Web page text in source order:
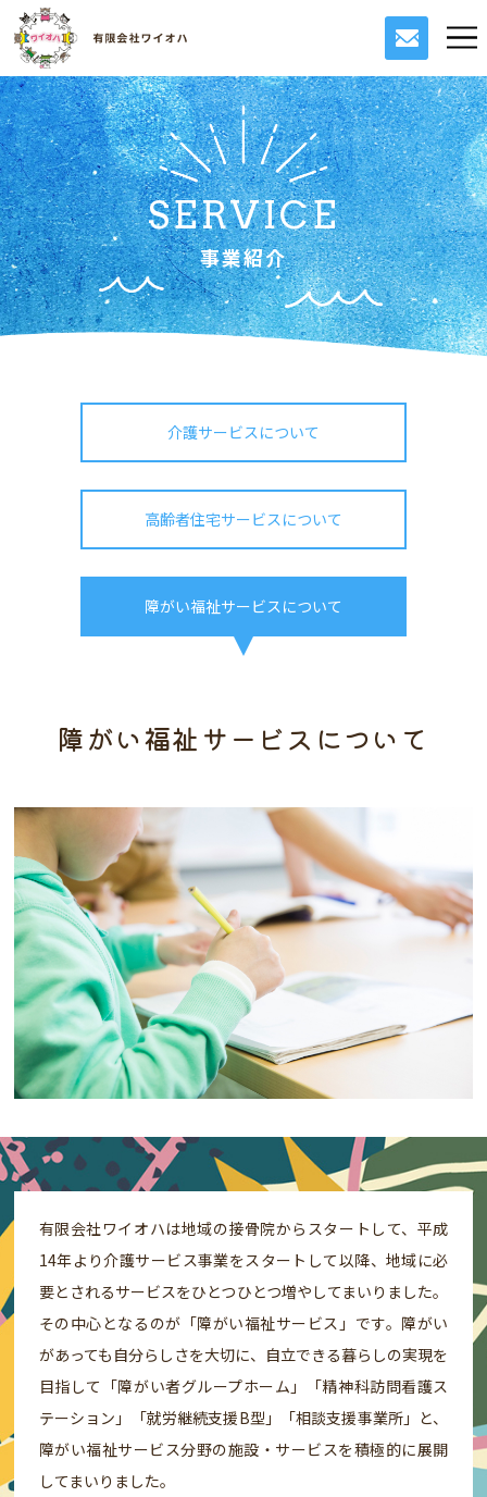
SERVICE
事業紹介
介護サービスについて
障がい福祉サービスについて
高齢者住宅サービスについて
障がい福祉サービスについて
有限会社ワイオハは地域の接骨院からスタートして、平成
14年より介護サービス事業をスタートして以降、地域に必
要とされるサービスをひとつひとつ増やしてまいりました。
その中心となるのが「障がい福祉サービス」です。障がい
があっても自分らしさを大切に、自立できる暮らしの実現を
目指して「障がい者グループホーム」「精神科訪問看護ス
テーション」「就労継続支援B型」「相談支援事業所」と、
障がい福祉サービス分野の施設・サービスを積極的に展開
してまいりました。